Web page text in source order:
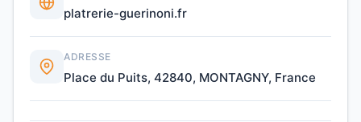
platrerie-guerinoni.fr
ADRESSE
Place du Puits, 42840, MONTAGNY, France